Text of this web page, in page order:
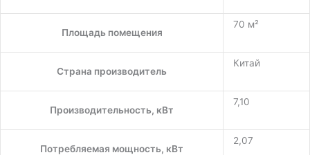
Площадь помещения
70 м²
Страна производитель
Китай
Производительность, кВт
7,10
Потребляемая мощность, кВт
2,07